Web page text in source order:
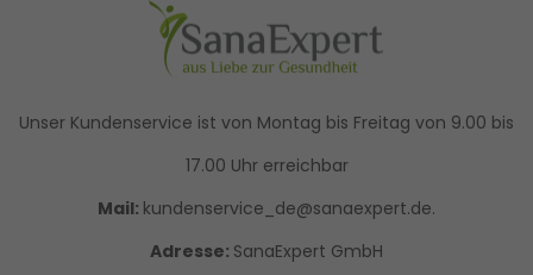
Unser Kundenservice ist von Montag bis Freitag von 9.00 bis
17.00 Uhr erreichbar
Mail: kundenservice_de@sanaexpert.de.
Adresse: SanaExpert GmbH